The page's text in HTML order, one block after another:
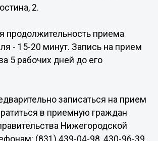
2.
продолжительность приема
- 15-20 минут. Запись на прием
5 рабочих дней до его
записаться на прием
в приемную граждан
Нижегородской
(831) 439-04-98, 430-96-39.